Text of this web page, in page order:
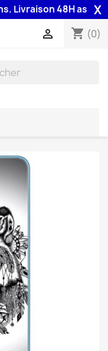
48H assuréeX
shopping_cart (0)
